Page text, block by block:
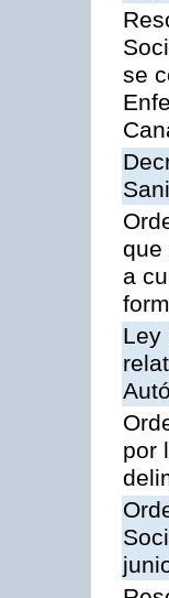
se
que
a
Ley
por